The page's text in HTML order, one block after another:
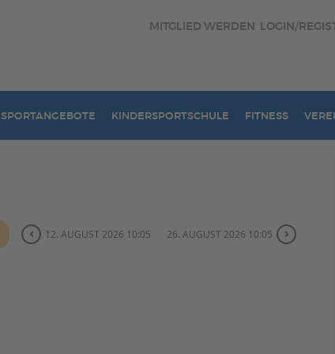
MITGLIED WERDEN LOGIN/
SPORTANGEBOTE KINDERSPORTSCHULE FITNESS
12. AUGUST 2026 10:05 26. AUGUST 2026 10:05